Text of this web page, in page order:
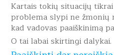
Kartais tokių situacijų
problema slypi ne žmonių
kad vadovas paaiškinimą
O tai labai skirtingi dalykai.